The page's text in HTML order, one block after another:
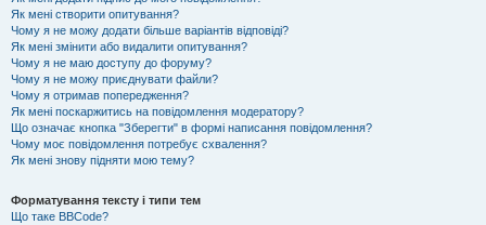
Як мені створити опитування?
Чому я не можу додати більше варіантів відповіді?
Як мені змінити або видалити опитування?
Чому я не маю доступу до форуму?
Чому я не можу приєднувати файли?
Чому я отримав попередження?
Як мені поскаржитись на повідомлення модератору?
Що означає кнопка "Зберегти" в формі написання повідомлення?
Чому моє повідомлення потребує схвалення?
Як мені знову підняти мою тему?
Форматування тексту і типи тем
Що таке BBCode?